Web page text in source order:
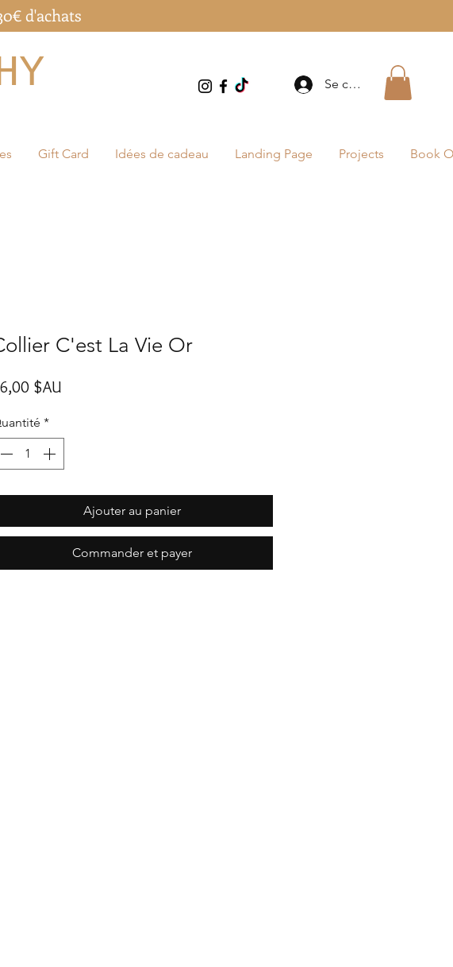
Se connecter
d'achats
Gift Card Idées de cadeau Landing Page Projects Book
C'est La Vie Or
$AU
*
Ajouter au panier
Commander et payer